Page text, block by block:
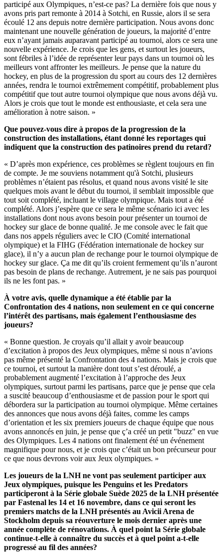
participé aux Olympiques, n’est-ce pas? La dernière fois que nous y
avons pris part remonte à 2014 à Sotchi, en Russie, alors il se sera
écoulé 12 ans depuis notre dernière participation. Nous avons donc
maintenant une nouvelle génération de joueurs, la majorité d’entre
eux n’ayant jamais auparavant participé au tournoi, alors ce sera une
nouvelle expérience. Je crois que les gens, et surtout les joueurs,
sont fébriles à l’idée de représenter leur pays dans un tournoi où les
meilleurs vont affronter les meilleurs. Je pense que la nature du
hockey, en plus de la progression du sport au cours des 12 dernières
années, rendra le tournoi extrêmement compétitif, probablement plus
compétitif que tout autre tournoi olympique que nous avons déjà vu.
Alors je crois que tout le monde est enthousiaste, et cela sera une
amélioration à notre saison. »
Que pouvez-vous dire à propos de la progression de la
construction des installations, étant donné les reportages qui
indiquent que la construction des patinoires prend du retard?
« D’après mon expérience, ces problèmes se règlent toujours en fin
de compte. Je me souviens notamment qu'à Sotchi, plusieurs
problèmes n’étaient pas résolus, et quand nous avons visité le site
quelques mois avant le début du tournoi, il semblait impossible que
tout soit complété, incluant le village olympique. Mais tout a été
complété. Alors j’espère que ce sera le même scénario ici avec les
installations dont nous avons besoin pour présenter un tournoi de
hockey sur glace de bonne qualité. Je me console avec le fait que
dans nos appels réguliers avec le CIO (Comité international
olympique) et la FIHG (Fédération internationale de hockey sur
glace), il n’y a aucun plan de rechange pour le tournoi olympique de
hockey sur glace. Ça me dit qu’ils croient fermement qu’ils n’auront
pas besoin de plans de rechange. Autrement, je ne sais pas pourquoi
ils ne les font pas. »
À votre avis, quelle dynamique a été établie par la
Confrontation des 4 nations, non seulement en ce qui concerne
l’intérêt des partisans, mais également l’enthousiasme des
joueurs?
« Bonne question. Je croyais qu’il allait y avoir beaucoup
d’excitation à propos des Jeux olympiques, même si nous n’avions
pas même présenté la Confrontation des 4 nations. Mais je crois que
ce tournoi, et surtout la manière dont tout s’est déroulé, a
probablement augmenté l’excitation à l’approche des Jeux
olympiques, surtout parmi les partisans, parce que je pense que cela
a suscité beaucoup d’enthousiasme et de passion pour le sport qui
débordera sur la participation au tournoi olympique. Même certaines
des annonces que nous avons déjà faites, comme les camps
d’orientation et les six premiers joueurs de chaque équipe que nous
avons annoncés en juin, je pense que ç’a créé un petit "buzz" en vue
des Olympiques. Les 4 nations ont finalement été un événement
magnifique pour nous, et je crois que c’était un bon précurseur pour
ce que nous devrons voir aux Jeux olympiques. »
Les joueurs de la LNH ne vont pas seulement participer aux
Jeux olympiques, puisque les Penguins et les Predators
participeront à la Série globale Suède 2025 de la LNH présentée
par Fastenal les 14 et 16 novembre, dans ce qui seront les
premiers matchs de la LNH présentés au Avicii Arena de
Stockholm depuis sa réouverture le mois dernier après une
année complète de rénovations. À quel point la Série globale
continue-t-elle à connaître du succès et à quel point a-t-elle
progressé au fil des années?